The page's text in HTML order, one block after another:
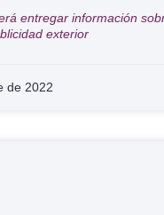
entregar información
exterior
de 2022